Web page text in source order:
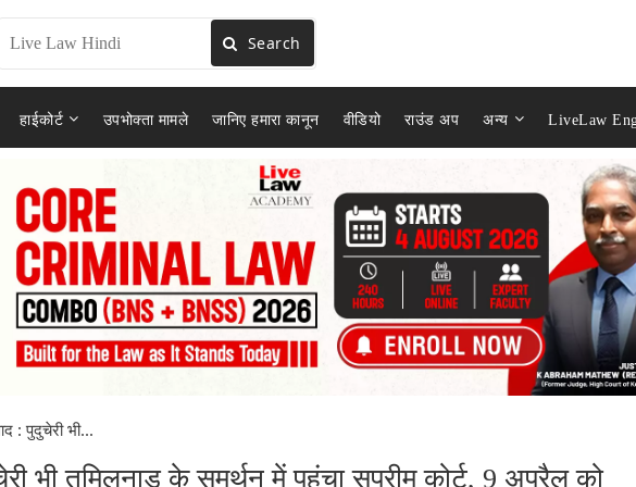
Search
हाईकोर्ट उपभोक्ता मामले जानिए हमारा कानून वीडियो राउंड अप अन्य LiveLaw
: पुदुचेरी भी...
भी तमिलनाडु के समर्थन में पहुंचा सुप्रीम कोर्ट, 9 अप्रैल को